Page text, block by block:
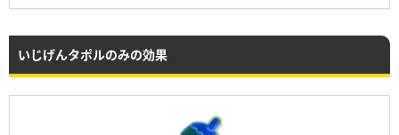
いじげんタポルのみの効果